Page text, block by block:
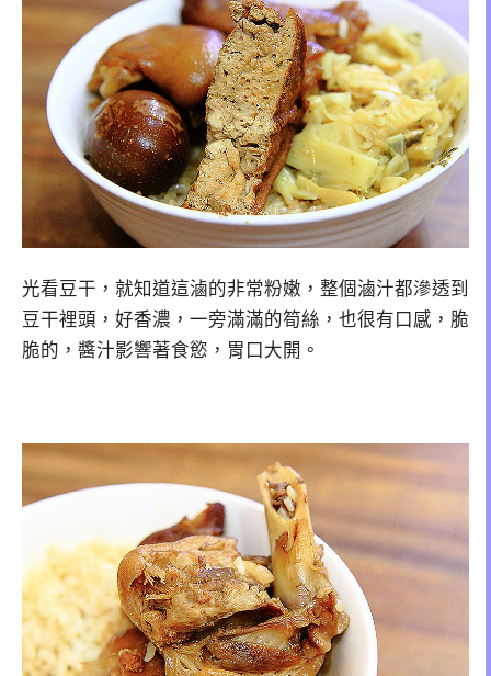
光看豆干，就知道這滷的非常粉嫩，整個滷汁都滲透到
豆干裡頭，好香濃，一旁滿滿的筍絲，也很有口感，脆
脆的，醬汁影響著食慾，胃口大開。